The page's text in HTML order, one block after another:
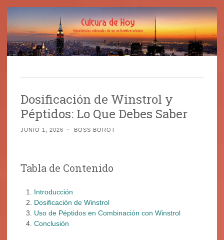
contenido
Dosificación de Winstrol y
Péptidos: Lo Que Debes Saber
JUNIO 1, 2026 ~ BOSS BOROT
Tabla de Contenido
Introducción
Dosificación de Winstrol
Uso de Péptidos en Combinación con Winstrol
Conclusión